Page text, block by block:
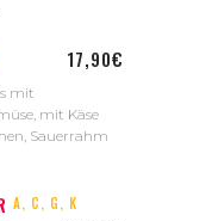
17,90€
mit
mit Käse
Sauerrahm
A, C, G, K